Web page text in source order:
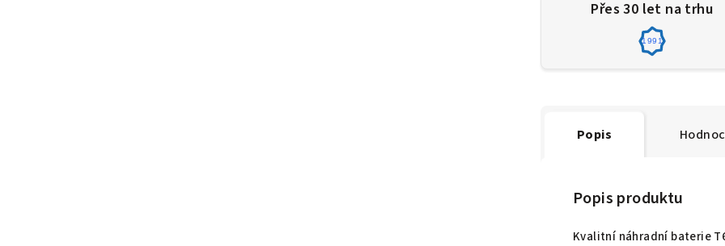
Přes 30 let na trhu
1991
Popis
Popis produktu
Kvalitní náhradní baterie